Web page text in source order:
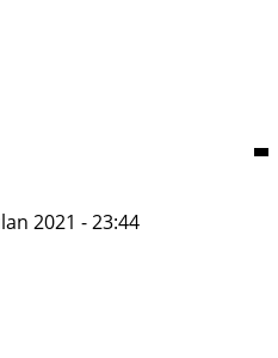
2021 - 23:44